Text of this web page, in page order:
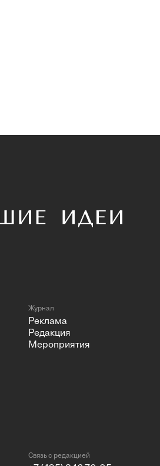
Журнал
Реклама
Редакция
Мероприятия
Связь с редакцией